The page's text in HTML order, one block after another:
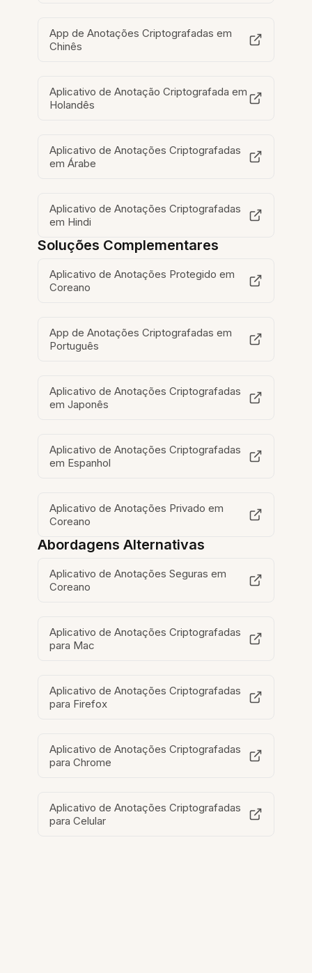
App de Anotações Criptografadas em
Chinês
Aplicativo de Anotação Criptografada em
Holandês
Aplicativo de Anotações Criptografadas
em Árabe
Aplicativo de Anotações Criptografadas
em Hindi
Soluções Complementares
Aplicativo de Anotações Protegido em
Coreano
App de Anotações Criptografadas em
Português
Aplicativo de Anotações Criptografadas
em Japonês
Aplicativo de Anotações Criptografadas
em Espanhol
Aplicativo de Anotações Privado em
Coreano
Abordagens Alternativas
Aplicativo de Anotações Seguras em
Coreano
Aplicativo de Anotações Criptografadas
para Mac
Aplicativo de Anotações Criptografadas
para Firefox
Aplicativo de Anotações Criptografadas
para Chrome
Aplicativo de Anotações Criptografadas
para Celular